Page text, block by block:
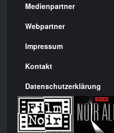
Menülinks
rechte
Seite
Medienpartner
Webpartner
Impressum
Kontakt
Datenschutzerklärung